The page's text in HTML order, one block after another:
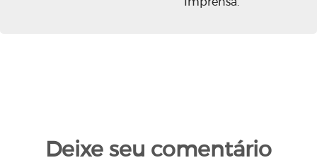
Deixe seu comentário